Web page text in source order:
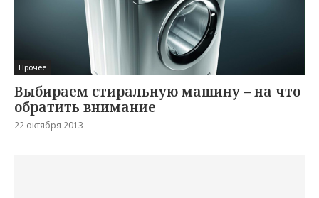
Прочее
Выбираем стиральную машину – на что
обратить внимание
22 октября 2013